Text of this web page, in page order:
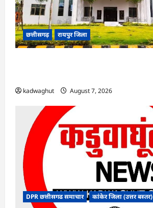
छत्तीसगढ़ रायपुर जिला
kadwaghut August 7, 2026
DPR छत्तीसगढ समाचार कांकेर जिला (उत्तर बस्तर)